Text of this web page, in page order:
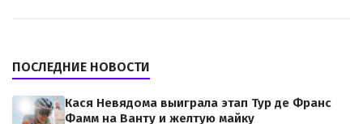
ПОСЛЕДНИЕ НОВОСТИ
Кася Невядома выиграла этап Тур де Франс
Фамм на Ванту и желтую майку